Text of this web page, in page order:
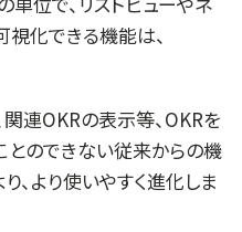
視化できる機能は、
連OKRの表示等、OKRを
とのできない従来からの機
、より使いやすく進化しま